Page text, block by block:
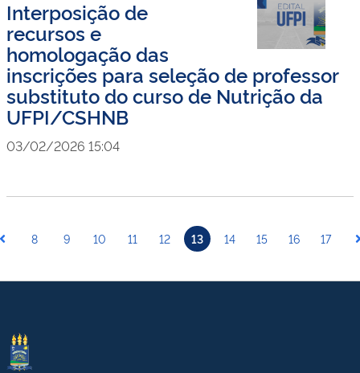
Interposição de
recursos e
homologação das
inscrições para seleção de professor
substituto do curso de Nutrição da
UFPI/CSHNB
03/02/2026 15:04
8 9 10 11 12 13 14 15 16 17